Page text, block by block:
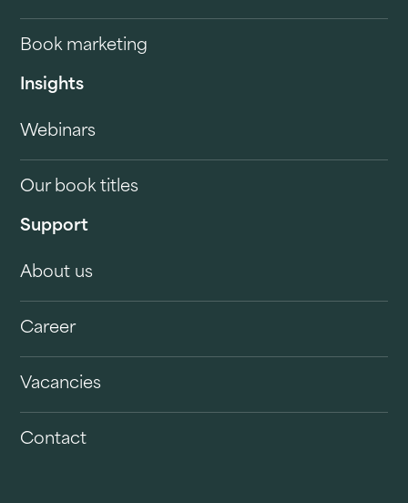
Book marketing
Insights
Webinars
Our book titles
Support
About us
Career
Vacancies
Contact